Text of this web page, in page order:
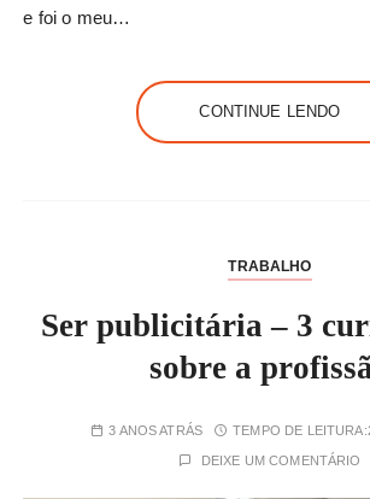
e foi o meu…
CONTINUE LENDO
TRABALHO
Ser publicitária – 3
sobre a
3 ANOS ATRÁS TEMPO DE LEITURA:
DEIXE UM COMENTÁRIO